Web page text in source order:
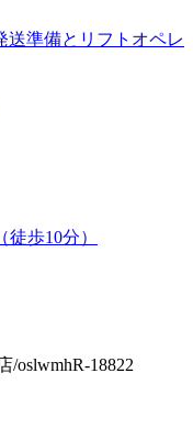
送準備とリフトオペレ
歩10分）
oslwmhR-18822